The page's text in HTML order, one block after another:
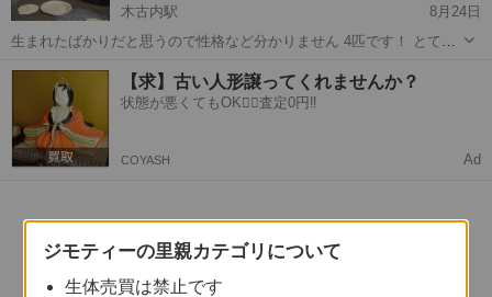
木古内駅
8月24日
生まれたばかりだと思うので性格など分かりません 4匹です！ とても
かりませんが4匹とも生まれてすぐだと思いますが歩いているので元気
だと思います おじいちゃ...
北海道 上磯郡 木古内駅 猫 性格
【求】古い人形譲ってくれませんか？
状態が悪くてもOK🙆‍♀️査定0円‼️
COYASH Ad
ジモティーの里親カテゴリについて
生体売買は禁止です